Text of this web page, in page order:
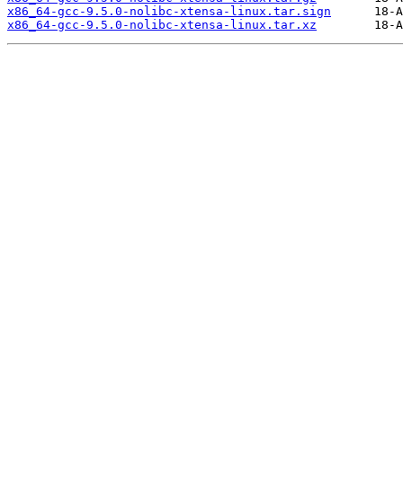
x86_64-gcc-9.5.0-nolibc-xtensa-linux.tar.sign
x86_64-gcc-9.5.0-nolibc-xtensa-linux.tar.xz